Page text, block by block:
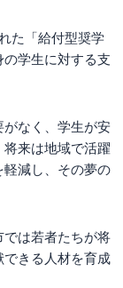
た「給付型奨学
学生に対する支
なく、学生が安
来は地域で活躍
軽減し、その夢の
では若者たちが将
きる人材を育成